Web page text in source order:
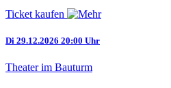
Ticket kaufen
Di 29.12.2026 20:00 Uhr
Theater im Bauturm